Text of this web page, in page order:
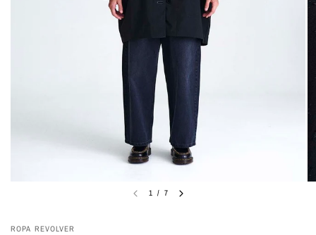
1 / 7
ROPA REVOLVER